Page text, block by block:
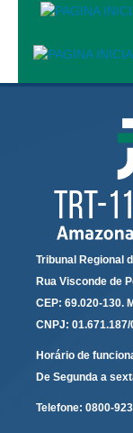
Fotografias de
Fotografias de
Processos
Autos Findos das
Autos findos das
Autos findos das
Amazonas (1973
Presidente
Manacapuru-
Itacoatiara-AM
Humaitá-AM
Tribunal Regional
Rua Visconde de
CEP: 69.020-130.
CNPJ:
Horário de
De Segunda a
Telefone: 0800-